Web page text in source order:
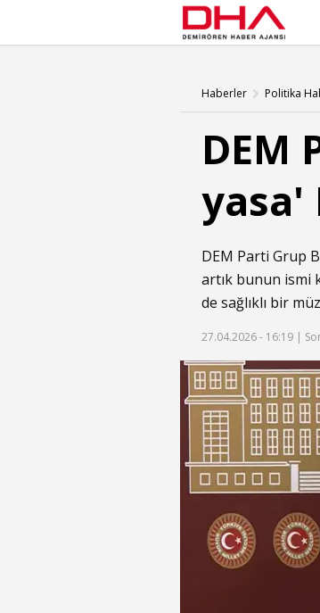
Haberler Politika
DEM
yasa'
DEM Parti Grup
artık bunun ismi
de sağlıklı bir
27.04.2026 - 16:19 |